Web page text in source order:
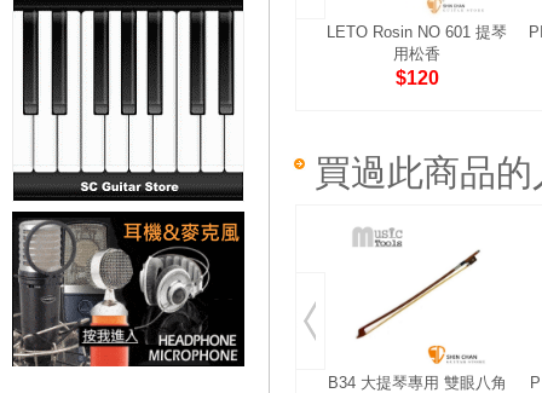
LETO Rosin NO 601 提琴
用松香
$120
買過此商品
B34 大提琴專用 雙眼八角